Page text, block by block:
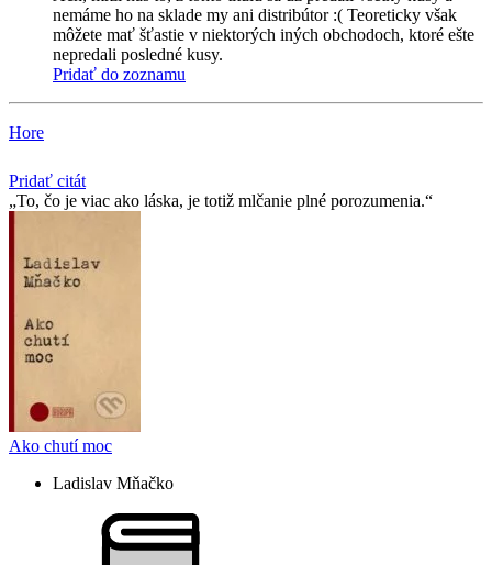
nemáme ho na sklade my ani distribútor :( Teoreticky však
môžete mať šťastie v niektorých iných obchodoch, ktoré ešte
nepredali posledné kusy.
Pridať do zoznamu
Hore
Pridať citát
To, čo je viac ako láska, je totiž mlčanie plné porozumenia.
Ako chutí moc
Ladislav Mňačko